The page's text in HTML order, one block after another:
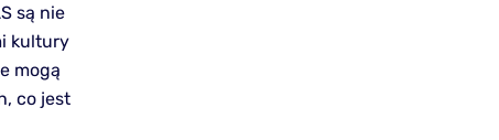
są nie
kultury
mogą
co jest